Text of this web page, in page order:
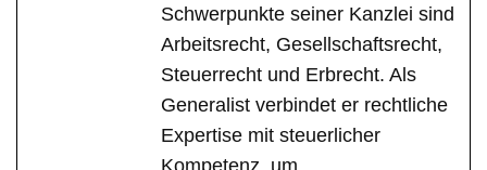
Schwerpunkte seiner Kanzlei sind
Arbeitsrecht, Gesellschaftsrecht,
Steuerrecht und Erbrecht. Als
Generalist verbindet er rechtliche
Expertise mit steuerlicher
Kompetenz, um